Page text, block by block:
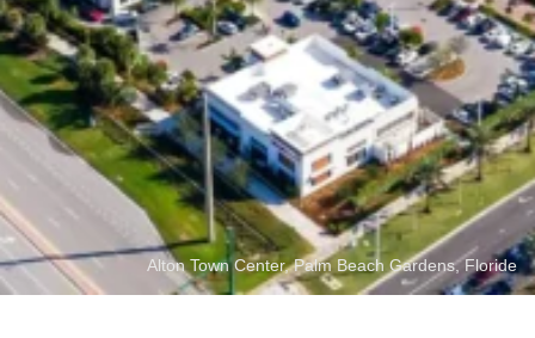
Alton Town Center, Palm Beach Gardens, Floride
logement et de
l'utilisation mixte.
Découvrez notre portefeuille